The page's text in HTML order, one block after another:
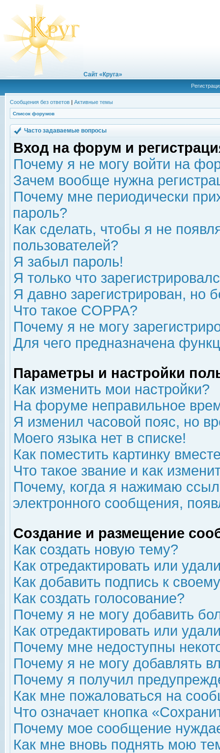
Сайт «Круга»
Сообщения без ответов | Активные темы
Список форумов
Часто задаваемые вопросы
Вход на форум и
Почему я не могу войти на
Зачем вообще нужна
Почему мне периодически
пароль?
Как сделать, чтобы я не
пользователей?
Я забыл пароль!
Я только что
Я давно зарегистрирован, но
Что такое COPPA?
Почему я не могу
Для чего предназначена
Параметры и настройки
Как изменить мои настройки?
На форуме неправильное
Я изменил часовой пояс, но
Моего языка нет в списке!
Как поместить картинку
Что такое звание и как
Почему, когда я нажимаю
электронного сообщения,
Создание и размещение
Как создать новую тему?
Как отредактировать или
Как добавить подпись к
Как создать голосование?
Почему я не могу добавить
Как отредактировать или
Почему мне недоступны
Почему я не могу добавлять
Почему я получил
Как мне пожаловаться на
Что означает кнопка
Почему мое сообщение
Как мне вновь поднять мою